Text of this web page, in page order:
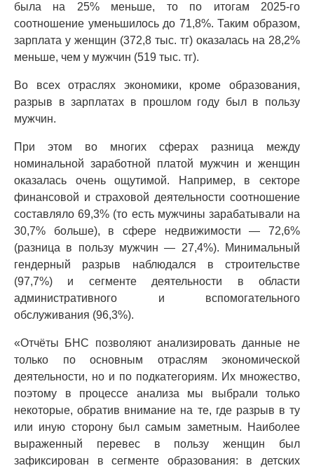
была на 25% меньше, то по итогам 2025-го
соотношение уменьшилось до 71,8%. Таким образом,
зарплата у женщин (372,8 тыс. тг) оказалась на 28,2%
меньше, чем у мужчин (519 тыс. тг).
Во всех отраслях экономики, кроме образования,
разрыв в зарплатах в прошлом году был в пользу
мужчин.
При этом во многих сферах разница между
номинальной заработной платой мужчин и женщин
оказалась очень ощутимой. Например, в секторе
финансовой и страховой деятельности соотношение
составляло 69,3% (то есть мужчины зарабатывали на
30,7% больше), в сфере недвижимости — 72,6%
(разница в пользу мужчин — 27,4%). Минимальный
гендерный разрыв наблюдался в строительстве
(97,7%) и сегменте деятельности в области
административного и вспомогательного
обслуживания (96,3%).
«Отчёты БНС позволяют анализировать данные не
только по основным отраслям экономической
деятельности, но и по подкатегориям. Их множество,
поэтому в процессе анализа мы выбрали только
некоторые, обратив внимание на те, где разрыв в ту
или иную сторону был самым заметным. Наиболее
выраженный перевес в пользу женщин был
зафиксирован в сегменте образования: в детских